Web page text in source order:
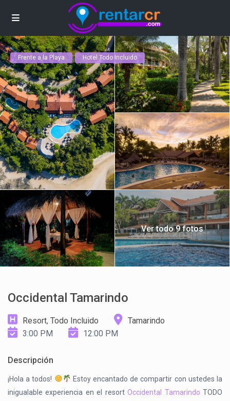
Frente a la Playa Hotel Todo Incluido
Ver todo 9 fotos
Occidental Tamarindo
Resort,Todo Incluido
Tamarindo
3:00 PM
12:00 PM
Descripción
¡Hola a todos!
Estoy encantado de compartir con ustedes la
inigualable experiencia en el resortOccidental Tamarindo TODO